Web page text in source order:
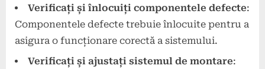
Verificați și înlocuiți componentele defecte:
Componentele defecte trebuie înlocuite pentru a
asigura o funcționare corectă a sistemului.
Verificați și ajustați sistemul de montare: